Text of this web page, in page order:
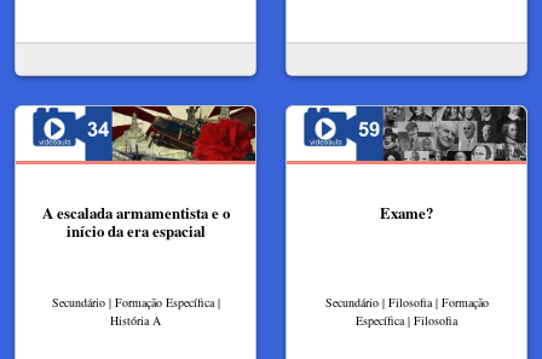
A escalada armamentista e o
início da era espacial
Secundário | Formação Específica |
História A
Exame?
Secundário | Filosofia | Formação
Específica | Filosofia